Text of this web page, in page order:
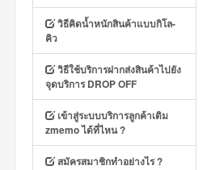
วิธีคิดน้ำหนักสินค้าแบบกิโล-
คิว
วิธีใช้บริการฝากส่งสินค้าไปยัง
จุดบริการ DROP OFF
เข้าสู่ระบบบริการลูกค้าเดิม
zmemo ได้ที่ไหน ?
สมัครสมาชิกทำอย่างไร ?